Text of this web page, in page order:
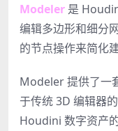
Modeler 是
编辑多边形和细分
的节点操作来简化
Modeler 提供了一
于传统 3D 编辑器
Houdini 数字资产